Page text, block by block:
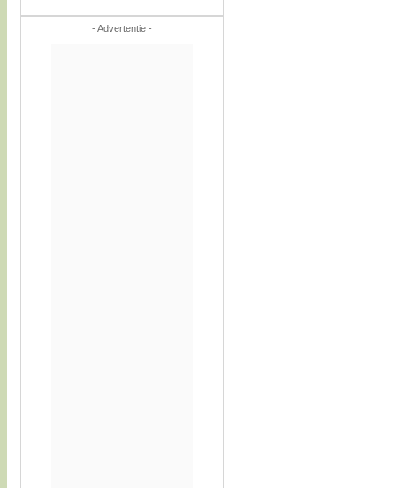
- Advertentie -